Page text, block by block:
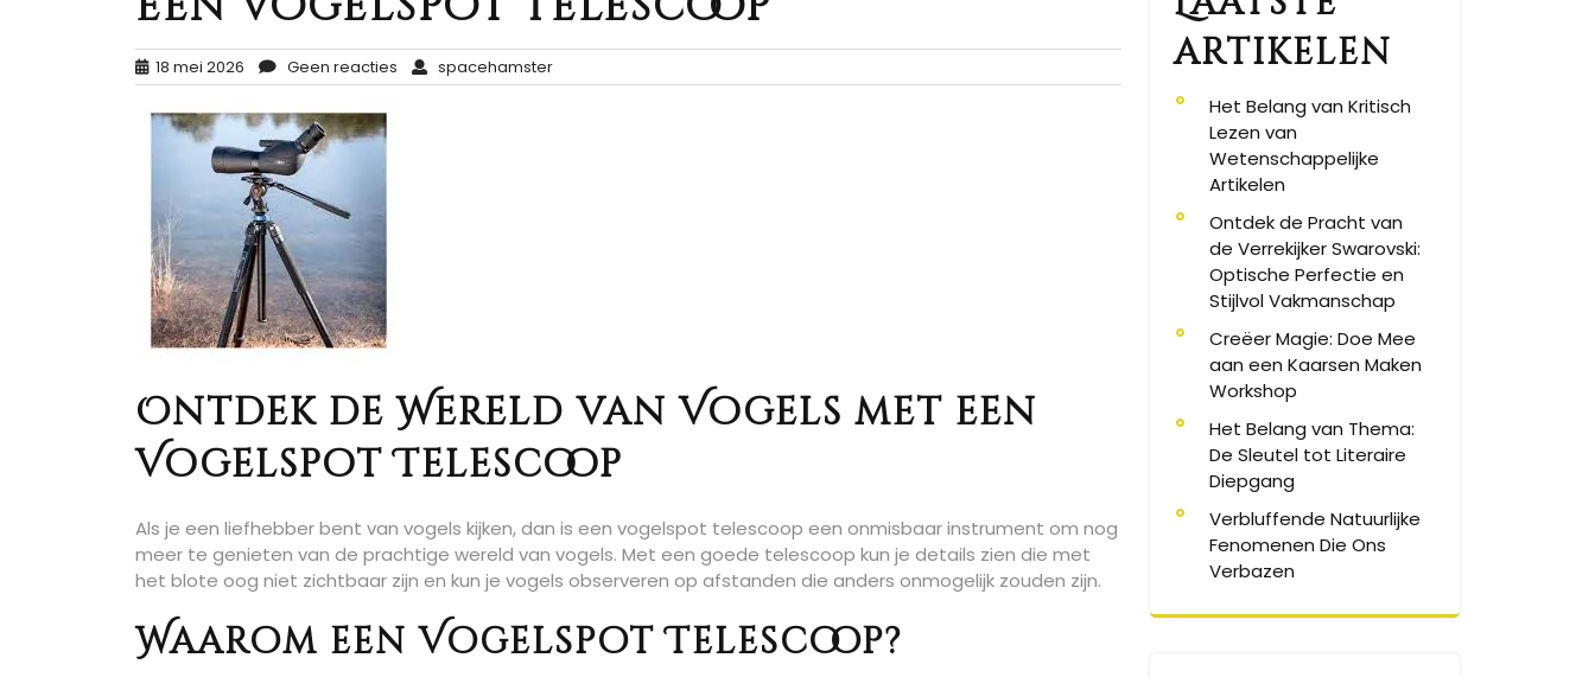
18 mei 2026 Geen reacties spacehamster
Ontdek de Wereld van Vogels met een
Vogelspot Telescoop
Als je een liefhebber bent van vogels kijken, dan is een vogelspot telescoop een onmisbaar instrument om nog
meer te genieten van de prachtige wereld van vogels. Met een goede telescoop kun je details zien die met
het blote oog niet zichtbaar zijn en kun je vogels observeren op afstanden die anders onmogelijk zouden zijn.
Waarom een Vogelspot Telescoop?
artikelen
Het Belang van Kritisch
Lezen van
Wetenschappelijke
Artikelen
Ontdek de Pracht van
de Verrekijker Swarovski:
Optische Perfectie en
Stijlvol Vakmanschap
Creëer Magie: Doe Mee
aan een Kaarsen Maken
Workshop
Het Belang van Thema:
De Sleutel tot Literaire
Diepgang
Verbluffende Natuurlijke
Fenomenen Die Ons
Verbazen